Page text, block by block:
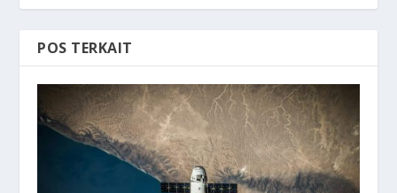
POS TERKAIT